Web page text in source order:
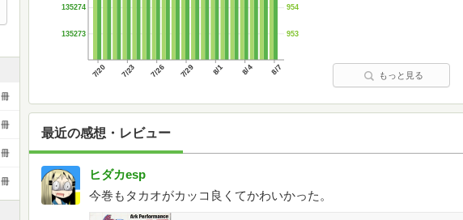
7/20 7/23 7/26 7/29 8/1 8/4 8/7
135273
135274
953
954
もっと見る
最近の感想・レビュー
ヒダカesp
今巻もタカオがカッコ良くてかわいかった。
冊
冊
冊
冊